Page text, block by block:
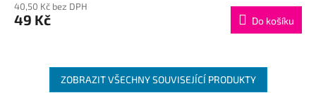
40,50 Kč bez DPH
49 Kč Do košíku
ZOBRAZIT VŠECHNY SOUVISEJÍCÍ PRODUKTY